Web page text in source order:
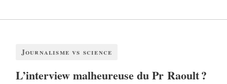
Journalisme vs science
L’interview malheureuse du Pr Raoult ?